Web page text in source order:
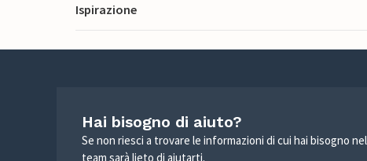
Ispirazione
Hai bisogno di aiuto?
Se non riesci a trovare le informazioni di cui hai bisogno
team sarà lieto di aiutarti.